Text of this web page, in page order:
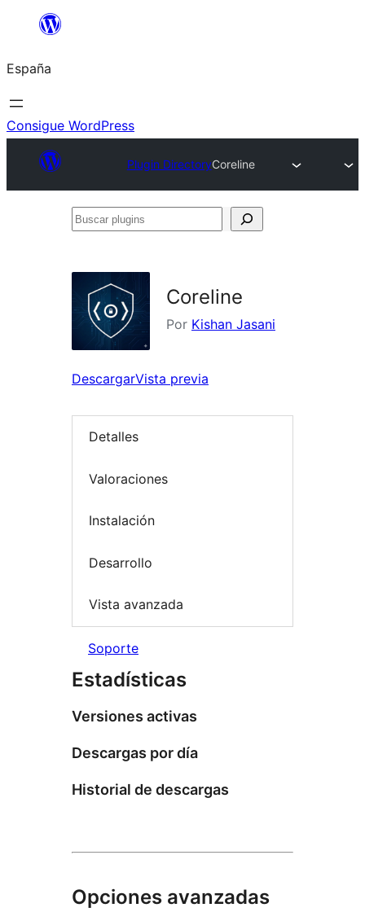
Saltar
contenido
España
Consigue WordPress
Plugin DirectoryCoreline
Buscar
Coreline
Por Kishan Jasani
DescargarVista previa
Detalles
Valoraciones
Instalación
Desarrollo
Vista avanzada
Soporte
Estadísticas
Versiones activas
Descargas por día
Historial de descargas
Opciones avanzadas